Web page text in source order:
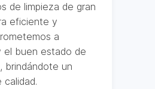
de limpieza de gran
eficiente y
a
el buen estado de
brindándote un